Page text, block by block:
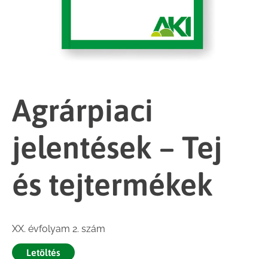
Agrárpiaci
jelentések – Tej
és tejtermékek
XX. évfolyam 2. szám
Letöltés